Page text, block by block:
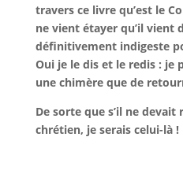
travers ce livre qu’est le
ne vient étayer qu’il vient
définitivement indigeste
Oui je le dis et le redis : je
une chimère que de
De sorte que s’il ne devait
chrétien, je serais celui-là !